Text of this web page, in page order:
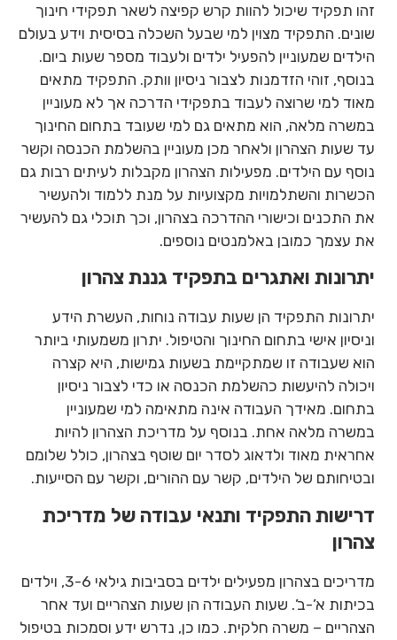
זהו תפקיד שיכול להוות קרש קפיצה לשאר תפקידי חינוך
שונים. התפקיד מצוין למי שבעל השכלה בסיסית וידע בעולם
הילדים שמעוניין להפעיל ילדים ולעבוד מספר שעות ביום.
בנוסף, זוהי הזדמנות לצבור ניסיון וותק. התפקיד מתאים
מאוד למי שרוצה לעבוד בתפקידי הדרכה אך לא מעוניין
במשרה מלאה, הוא מתאים גם למי שעובד בתחום החינוך
עד שעות הצהרון ולאחר מכן מעוניין בהשלמת הכנסה וקשר
נוסף עם הילדים. מפעילות הצהרון מקבלות לעיתים רבות גם
הכשרות והשתלמויות מקצועיות על מנת ללמוד ולהעשיר
את התכנים וכישורי ההדרכה בצהרון, וכך תוכלי גם להעשיר
את עצמך כמובן באלמנטים נוספים.
יתרונות ואתגרים בתפקיד גננת צהרון
יתרונות התפקיד הן שעות עבודה נוחות, העשרת הידע
וניסיון אישי בתחום החינוך והטיפול. יתרון משמעותי ביותר
הוא שעבודה זו שמתקיימת בשעות גמישות, היא קצרה
ויכולה להיעשות כהשלמת הכנסה או כדי לצבור ניסיון
בתחום. מאידך העבודה אינה מתאימה למי שמעוניין
במשרה מלאה אחת. בנוסף על מדריכת הצהרון להיות
אחראית מאוד ולדאוג לסדר יום שוטף בצהרון, כולל שלומם
ובטיחותם של הילדים, קשר עם ההורים, וקשר עם הסייעות.
דרישות התפקיד ותנאי עבודה של מדריכת
צהרון
מדריכים בצהרון מפעילים ילדים בסביבות גילאי 3-6, וילדים
בכיתות א’-ב’. שעות העבודה הן שעות הצהריים ועד אחר
הצהריים – משרה חלקית. כמו כן, נדרש ידע וסמכות בטיפול